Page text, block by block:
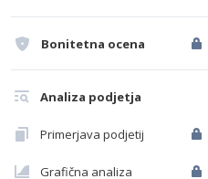
Bonitetna ocena
Analiza podjetja
Primerjava podjetij
Grafična analiza